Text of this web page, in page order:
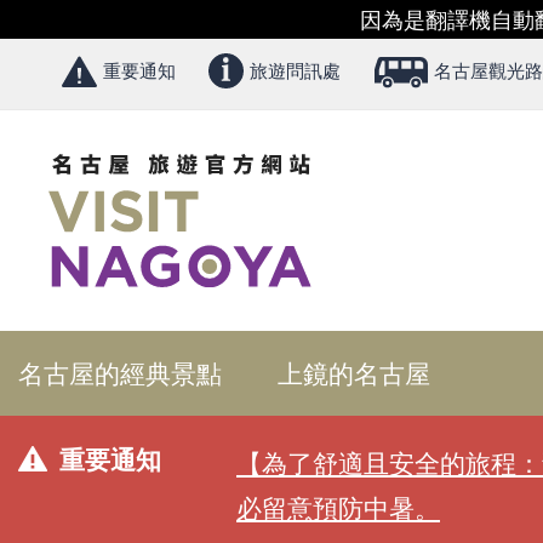
因為是翻譯機自動
重要通知 旅遊問訊處 名古屋觀光
名古屋的經典景點 上鏡的名古屋
重要通知
【為了舒適且安全的旅程
必留意預防中暑。